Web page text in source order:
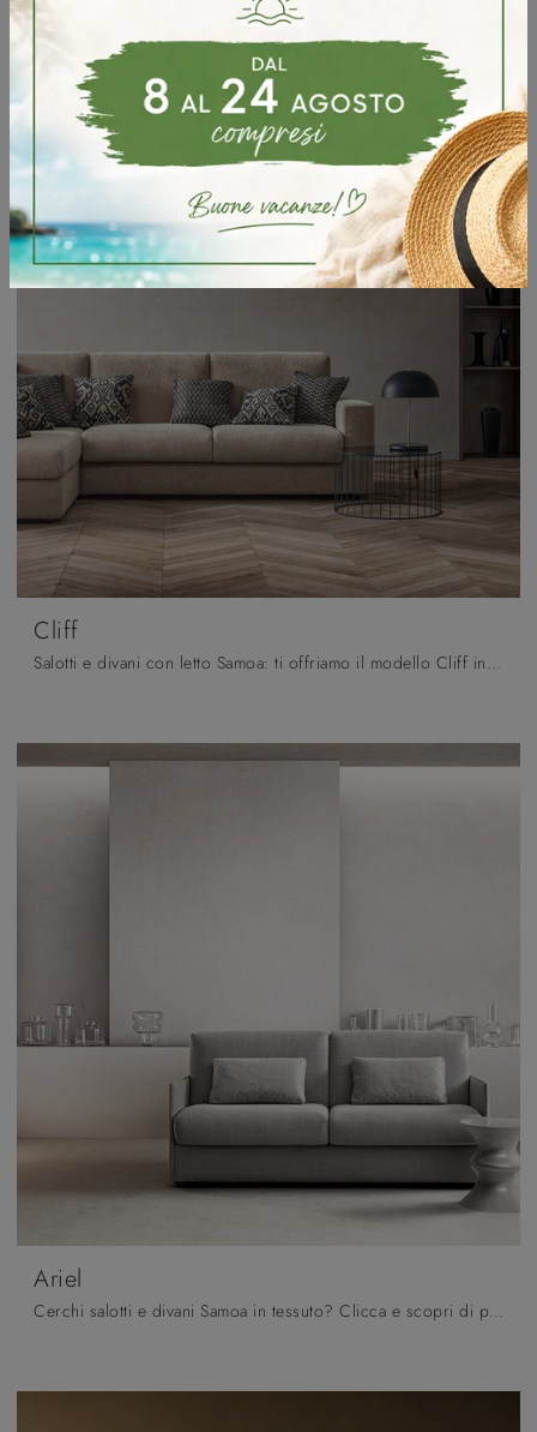
Cliff
Salotti e divani con letto Samoa: ti offriamo il modello Cliff in tessuto per completare il living.
Ariel
Cerchi salotti e divani Samoa in tessuto? Clicca e scopri di più sul modello Ariel per spazi moderni.